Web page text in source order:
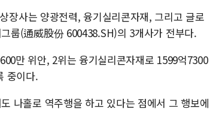
장사는 양광전력, 융기실리콘자재, 그리고 글로
룹(通威股份 600438.SH)의 3개사가 전부다.
만 위안, 2위는 융기실리콘자재로 1599억7300
중이다.
나홀로 역주행을 하고 있다는 점에서 그 행보에